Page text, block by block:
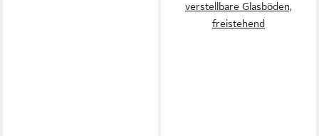
verstellbare Glasböden,
freistehend